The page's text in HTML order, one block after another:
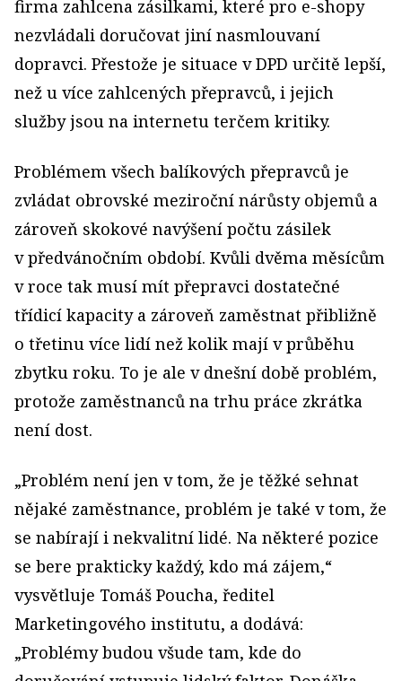
firma zahlcena zásilkami, které pro e-shopy
nezvládali doručovat jiní nasmlouvaní
dopravci. Přestože je situace v DPD určitě lepší,
než u více zahlcených přepravců, i jejich
služby jsou na internetu terčem kritiky.
Problémem všech balíkových přepravců je
zvládat obrovské meziroční nárůsty objemů a
zároveň skokové navýšení počtu zásilek
v předvánočním období. Kvůli dvěma měsícům
v roce tak musí mít přepravci dostatečné
třídicí kapacity a zároveň zaměstnat přibližně
o třetinu více lidí než kolik mají v průběhu
zbytku roku. To je ale v dnešní době problém,
protože zaměstnanců na trhu práce zkrátka
není dost.
„Problém není jen v tom, že je těžké sehnat
nějaké zaměstnance, problém je také v tom, že
se nabírají i nekvalitní lidé. Na některé pozice
se bere prakticky každý, kdo má zájem,“
vysvětluje Tomáš Poucha, ředitel
Marketingového institutu, a dodává:
„Problémy budou všude tam, kde do